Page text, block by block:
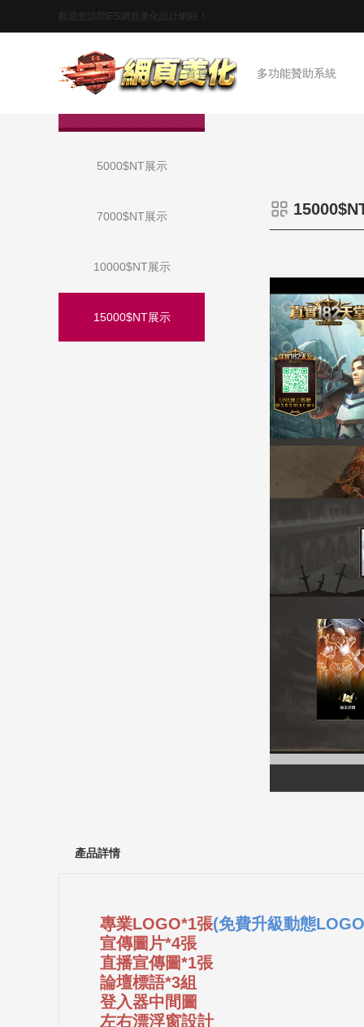
歡迎您訪問ES網頁美化設計網站！
首頁 多功能贊助系統
5000$NT展示
7000$NT展示
10000$NT展示
15000$NT展示
產品詳情
專業LOGO*1張(免費升級動態
宣傳圖片*4張
直播宣傳圖*1張
論壇標語*3組
登入器中間圖
左右漂浮窗設計